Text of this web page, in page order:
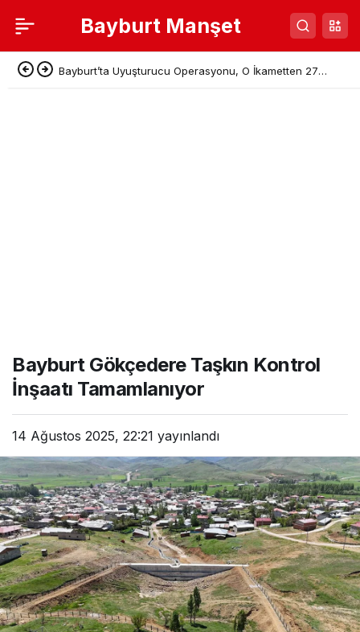
Bayburt Manşet
Bayburt’ta Uyuşturucu Operasyonu, O İkametten 27
Bayburt Gökçedere Taşkın Kontrol
İnşaatı Tamamlanıyor
14 Ağustos 2025, 22:21 yayınlandı